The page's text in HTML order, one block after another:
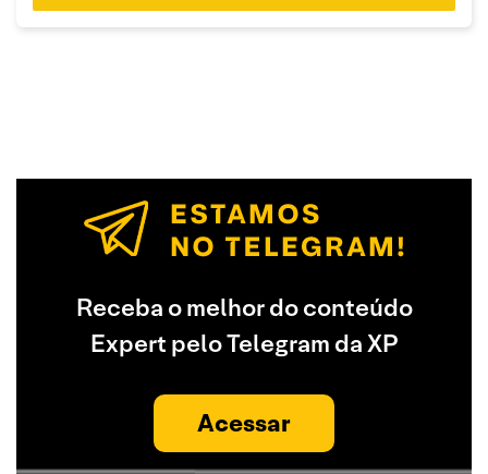
Receba o melhor do conteúdo
Expert pelo Telegram da XP
Acessar